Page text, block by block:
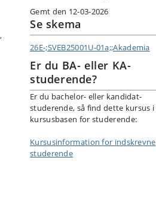
Gemt den 12-03-2026
Se skema
26E-;SVEB25001U-01a;;Akademia
Er du BA- eller KA-
studerende?
Er du bachelor- eller kandidat-
studerende, så find dette kursus i
kursusbasen for studerende:
Kursusinformation for indskrevne
studerende